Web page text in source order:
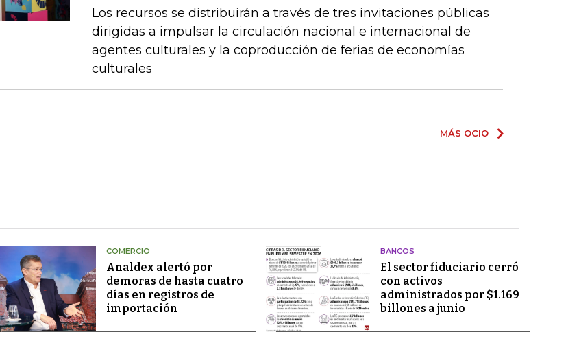
Los recursos se distribuirán a través de tres invitaciones públicas
dirigidas a impulsar la circulación nacional e internacional de
agentes culturales y la coproducción de ferias de economías
culturales
MÁS OCIO
COMERCIO
Analdex alertó por
demoras de hasta cuatro
días en registros de
importación
BANCOS
El sector fiduciario cerró
con activos
administrados por $1.169
billones a junio